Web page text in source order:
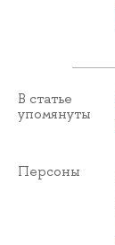
В статье
упомянуты
Персоны